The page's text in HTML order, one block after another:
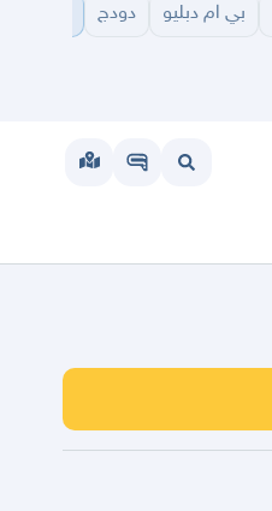
بي ام دبليو دودج